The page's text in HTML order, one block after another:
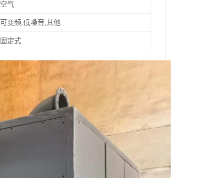
空气
可变频,低噪音,其他
固定式